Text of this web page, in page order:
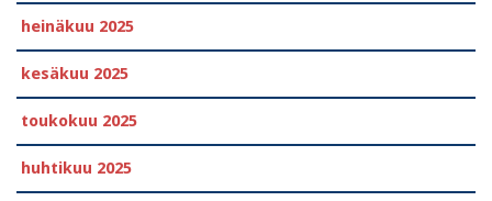
heinäkuu 2025
kesäkuu 2025
toukokuu 2025
huhtikuu 2025